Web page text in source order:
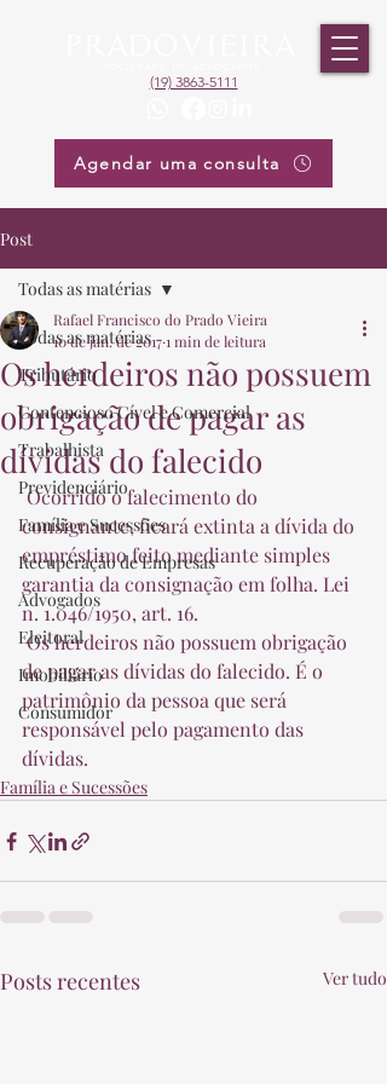
(19) 3863-5111
Agendar uma consulta
Post
Todas as matérias
Tributário
Contencioso Cível e Comercial
Trabalhista
Previdenciário
Família e Sucessões
Recuperação de Empresas
Advogados
Eleitoral
Imobiliário
Consumidor
Todas as matérias
Os herdeiros não possuem
obrigação de pagar as
dívidas do falecido
Rafael Francisco do Prado Vieira
10 de jan. de 20171 min de leitura
Ocorrido o falecimento do
consignante, ficará extinta a dívida do
empréstimo feito mediante simples
garantia da consignação em folha. Lei
n. 1.046/1950, art. 16.
Os herdeiros não possuem obrigação
de pagar as dívidas do falecido. É o
patrimônio da pessoa que será
responsável pelo pagamento das
dívidas.
Família e Sucessões
Posts recentes Ver tudo